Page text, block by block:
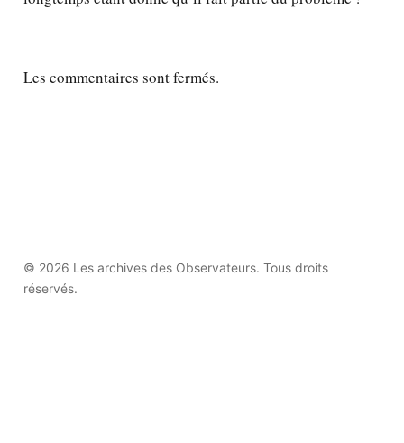
Les commentaires sont fermés.
© 2026 Les archives des Observateurs. Tous droits
réservés.